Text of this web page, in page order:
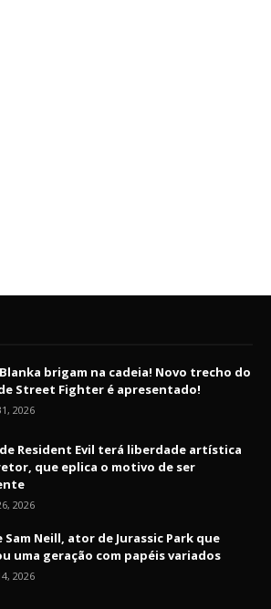
Blanka brigam na cadeia! Novo trecho do
Street Fighter é apresentado!
2026
Resident Evil terá liberdade artística
que eplica o motivo de ser
2026
Sam Neill, ator de Jurassic Park que
uma geração com papéis variados
2026